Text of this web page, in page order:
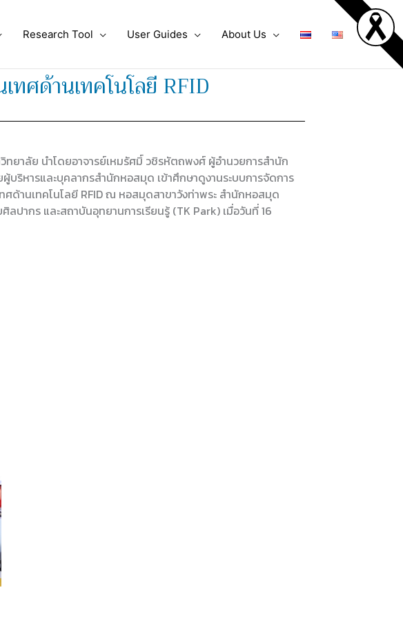
Research Tool User Guides About Us
ศด้านเทคโนโลยี RFID
ยาลัย นำโดยอาจารย์เหมรัศมิ์ วชิรหัตถพงศ์ ผู้อำนวยการสำนัก
ริหารและบุคลากรสำนักหอสมุด เข้าศึกษาดูงานระบบการจัดการ
ศด้านเทคโนโลยี RFID ณ หอสมุดสาขาวังท่าพระ สำนักหอสมุด
ลปากร และสถาบันอุทยานการเรียนรู้ (TK Park) เมื่อวันที่ 16